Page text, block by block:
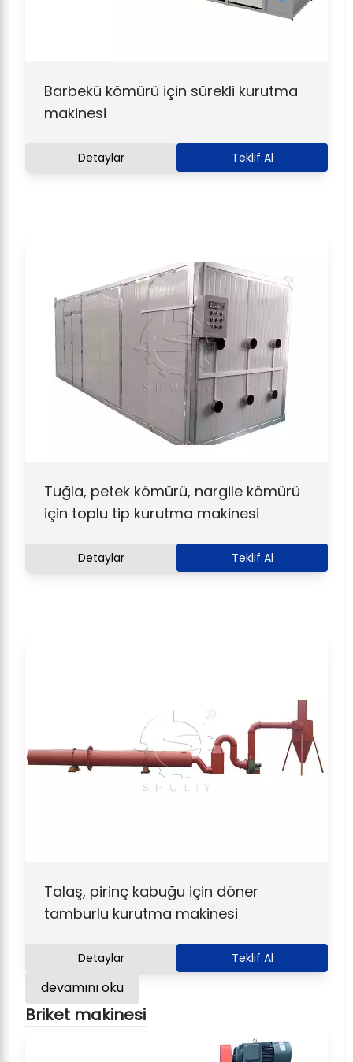
Barbekü kömürü için sürekli kurutma
makinesi
Detaylar Teklif Al
Tuğla, petek kömürü, nargile kömürü
için toplu tip kurutma makinesi
Detaylar Teklif Al
Talaş, pirinç kabuğu için döner
tamburlu kurutma makinesi
Detaylar Teklif Al
devamını oku
Briket makinesi